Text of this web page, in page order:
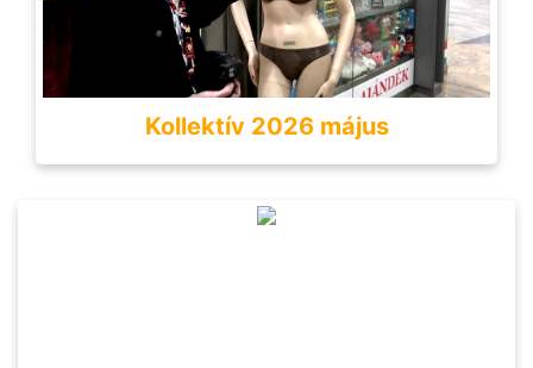
Kollektív 2026 május